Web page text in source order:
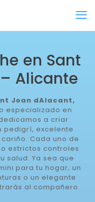
en Sant
Alicante
Joan dAlacant,
especializado en
a criar
pedigrí, excelente
Cada uno de
estrictos controles
salud. Ya sea que
para tu hogar, un
o un elegante
al compañero